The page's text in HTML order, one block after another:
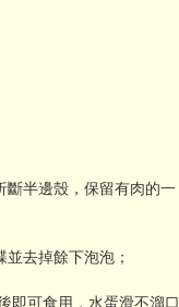
斷半邊殼 ，保留有肉的一
去掉餘下泡泡；
即可食用，水蛋滑不溜口